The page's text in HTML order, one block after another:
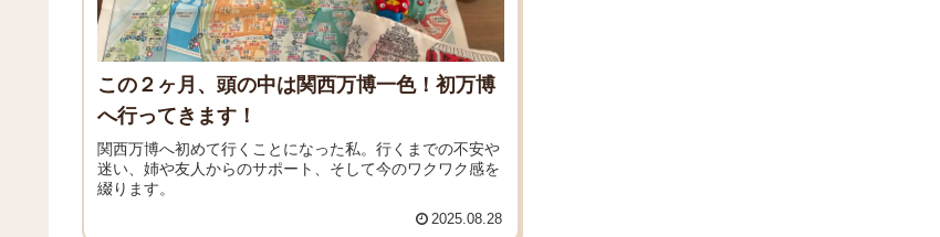
この２ヶ月、頭の中は関西万博一色！初万博
へ行ってきます！
関西万博へ初めて行くことになった私。行くまでの不安や
迷い、姉や友人からのサポート、そして今のワクワク感を
綴ります。
2025.08.28